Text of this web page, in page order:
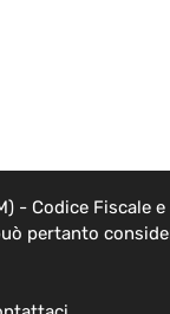
- Codice Fiscale
pertanto